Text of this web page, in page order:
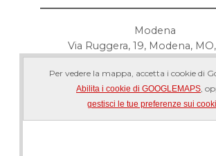
Modena
Via Ruggera, 19, Modena,
Per vedere la mappa, accetta i cookie di
Abilita i cookie di GOOGLEMAPS ,
gestisci le tue preferenze sui